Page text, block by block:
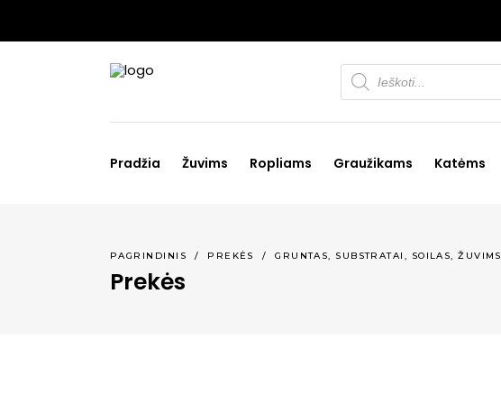
Products
search
Pradžia Žuvims Ropliams Graužikams Katėms
PAGRINDINIS / PREKĖS /GRUNTAS, SUBSTRATAI , SOILAS,ŽUVIMS
Prekės